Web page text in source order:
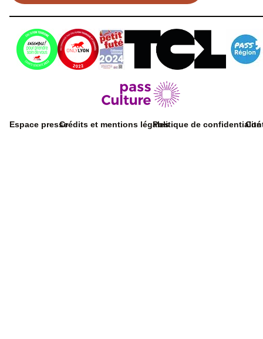
Espace presseCrédits et mentions légalesPolitique de confidentialité